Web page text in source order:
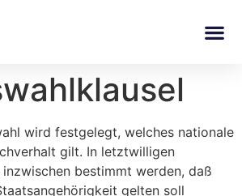
wird festgelegt, welches nationale
gilt. In letztwilligen
bestimmt werden, daß
gelten soll